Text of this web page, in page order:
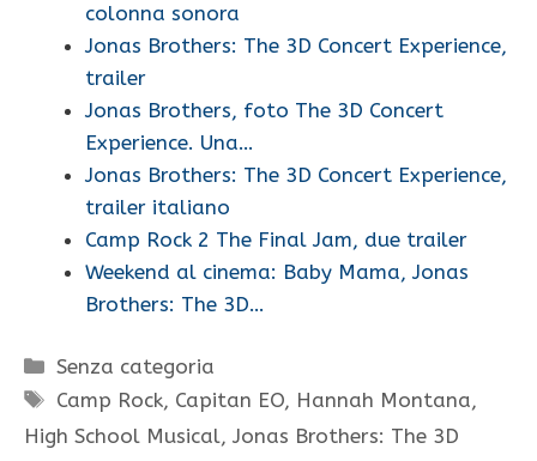
colonna sonora
Jonas Brothers: The 3D Concert Experience,
trailer
Jonas Brothers, foto The 3D Concert
Experience. Una…
Jonas Brothers: The 3D Concert Experience,
trailer italiano
Camp Rock 2 The Final Jam, due trailer
Weekend al cinema: Baby Mama, Jonas
Brothers: The 3D…
Categorie
Senza categoria
Tag
Camp Rock, Capitan EO, Hannah Montana,
High School Musical, Jonas Brothers: The 3D